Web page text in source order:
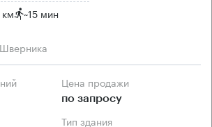
~15 мин
Цена продажи
по запросу
Тип здания